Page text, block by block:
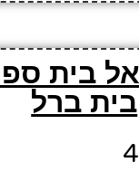
בית
בית ברל